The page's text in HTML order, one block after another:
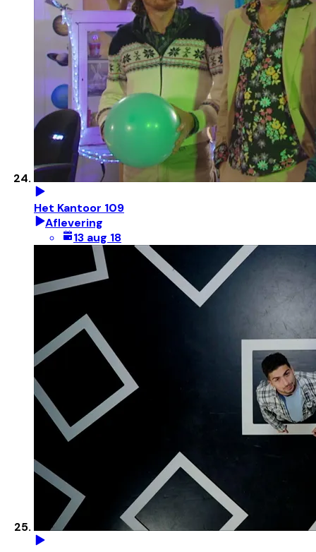
Het Kantoor 109
Aflevering
13 aug 18